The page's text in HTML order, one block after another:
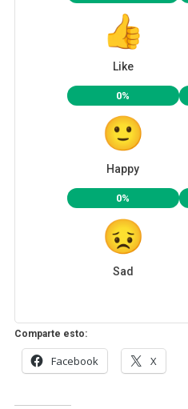
Like
0%
Happy
0%
Sad
Comparte esto:
Facebook X